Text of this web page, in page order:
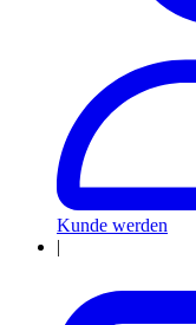
Kunde werden
|